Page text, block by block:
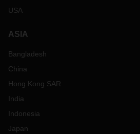
USA
ASIA
Bangladesh
China
Hong Kong SAR
India
Indonesia
Japan